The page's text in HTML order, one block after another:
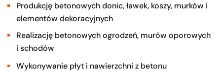
Produkcję betonowych donic, ławek, koszy, murków i
elementów dekoracyjnych
Realizację betonowych ogrodzeń, murów oporowych
i schodów
Wykonywanie płyt i nawierzchni z betonu